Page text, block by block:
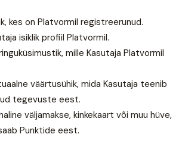
kes on Platvormil registreerunud.
isiklik profiil Platvormil.
mille Kasutaja Platvormil
väärtusühik, mida Kasutaja teenib
tegevuste eest.
väljamakse, kinkekaart või muu hüve,
Punktide eest.